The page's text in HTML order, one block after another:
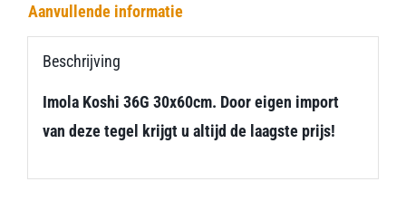
Aanvullende informatie
Beschrijving
Imola Koshi 36G 30x60cm. Door eigen import
van deze tegel krijgt u altijd de laagste prijs!